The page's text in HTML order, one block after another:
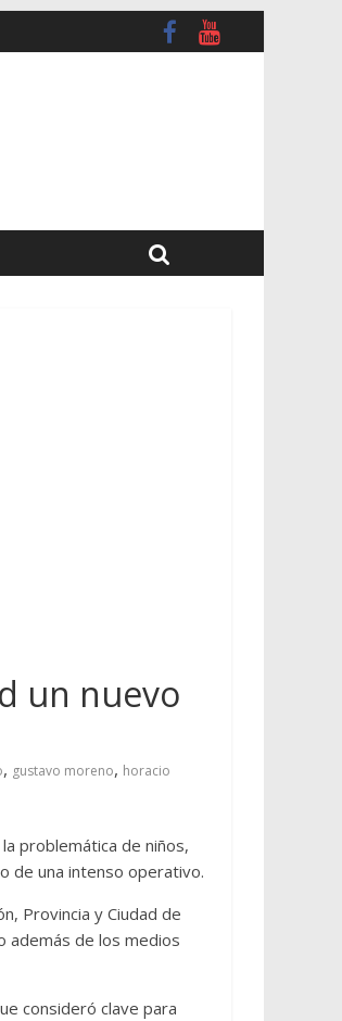
un nuevo
, gustavo moreno, horacio
problemática de niños,
de una intenso operativo.
Provincia y Ciudad de
además de los medios
consideró clave para